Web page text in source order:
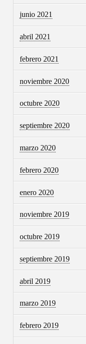
junio 2021
abril 2021
febrero 2021
noviembre 2020
octubre 2020
septiembre 2020
marzo 2020
febrero 2020
enero 2020
noviembre 2019
octubre 2019
septiembre 2019
abril 2019
marzo 2019
febrero 2019